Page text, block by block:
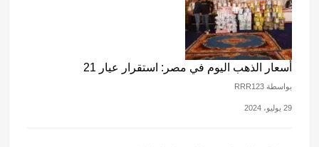
أسعار الذهب اليوم في مصر: استقرار عيار 21
بواسطة RRR123
29 يوليو، 2024